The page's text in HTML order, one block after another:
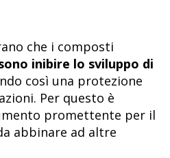
che i composti
inibire lo sviluppo di
così una protezione
Per questo è
promettente per il
abbinare ad altre